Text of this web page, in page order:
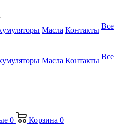
Масла Контакты Все
Масла Контакты Все
0 Корзина 0